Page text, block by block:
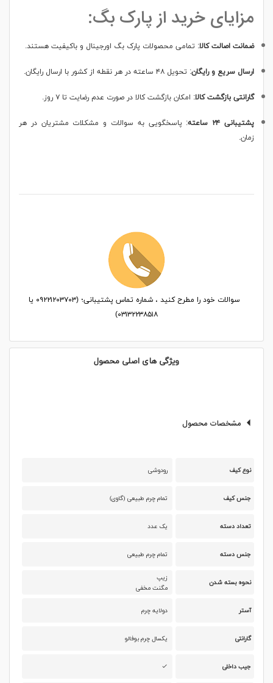
مزایای خرید از پارک بگ:
ضمانت اصالت کالا: تمامی محصولات پارک بگ اورجینال و باکیفیت هستند.
ارسال سریع و رایگان: تحویل ۴۸ ساعته در هر نقطه از کشور با ارسال رایگان.
گارانتی بازگشت کالا: امکان بازگشت کالا در صورت عدم رضایت تا ۷ روز.
پشتیبانی ۲۴ ساعته
: پاسخگویی به سوالات و مشکلات مشتریان در هر
زمان.
سوالات خود را مطرح کنید ، شماره تماس پشتیبانی؛ (۰۹۲۲۱۲۰۳۷۰۳ یا
۰۳۱۳۲۲۳۸۵۱۸)
ویژگی های اصلی محصول
مشخصات محصول
نوع کیف رودوشی
جنس کیف تمام چرم طبیعی (گاوی)
تعداد دسته یک عدد
جنس دسته تمام چرم طبیعی
نحوه بسته شدن
زیپ
مگنت مخفی
آستر دولایه چرم
گارانتی یکسال چرم بوفالو
جیب داخلی